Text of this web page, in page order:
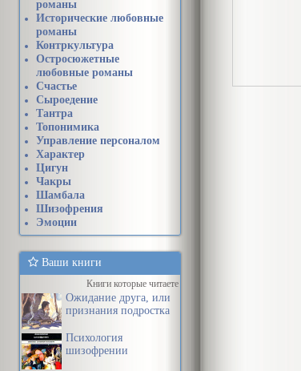
романы
Исторические любовные
романы
Контркультура
Остросюжетные
любовные романы
Счастье
Сыроедение
Тантра
Топонимика
Управление персоналом
Характер
Цигун
Чакры
Шамбала
Шизофрения
Эмоции
Ваши книги
Книги которые читаете
Ожидание друга, или
признания подростка
Психология
шизофрении